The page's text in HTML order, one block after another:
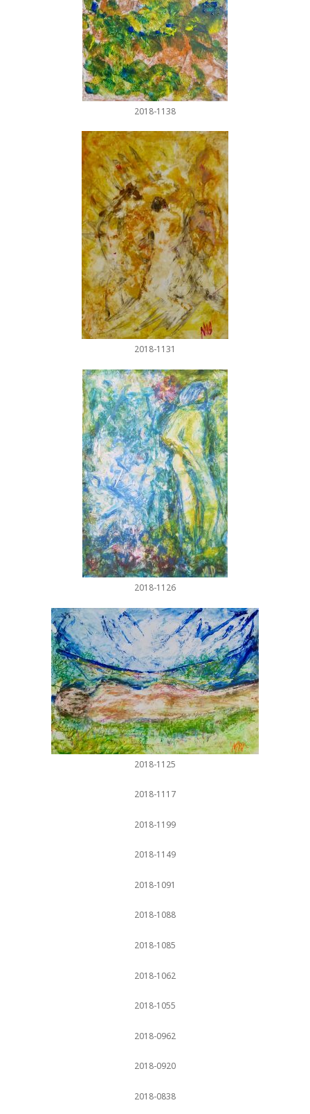
2018-1138
2018-1131
2018-1126
2018-1125
2018-1117
2018-1199
2018-1149
2018-1091
2018-1088
2018-1085
2018-1062
2018-1055
2018-0962
2018-0920
2018-0838